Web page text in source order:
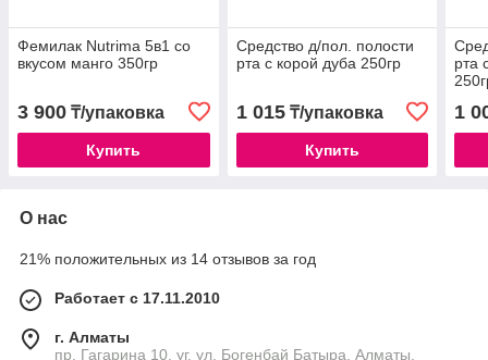
Фемилак Nutrima 5в1 со
вкусом манго 350гр
3 900 ₸/упаковка
Купить
Средство д/пол. полости
рта с корой дуба 250гр
1 015₸/упаковка
Купить
рта
1
О нас
21% положительных из 14 отзывов за год
Работает с 17.11.2010
г. Алматы
пр. Гагарина 10, уг. ул. Богенбай Батыра, Алматы,